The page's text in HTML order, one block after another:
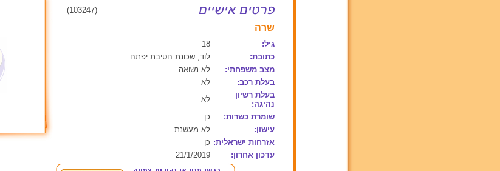
(103247)
שרה
גיל:
18
כתובת:
לוד, שכונת חטיבת יפתח
מצב משפחתי:
לא נשואה
בעלת רכב:
לא
בעלת רשיון
נהיגה:
לא
שומרת כשרות:
כן
עישון:
לא מעשנת
אזרחות ישראלית: כן
עדכון אחרון:
21/1/2019